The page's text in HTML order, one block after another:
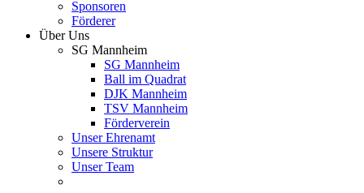
Sponsoren
Förderer
Über Uns
SG Mannheim
SG Mannheim
Ball im Quadrat
DJK Mannheim
TSV Mannheim
Förderverein
Unser Ehrenamt
Unsere Struktur
Unser Team